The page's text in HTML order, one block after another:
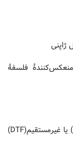
فلسفۀ
روش چاپ: بسته به طرح چاپ مستقیم(DTG) یا غیرمستقیم(DTF)